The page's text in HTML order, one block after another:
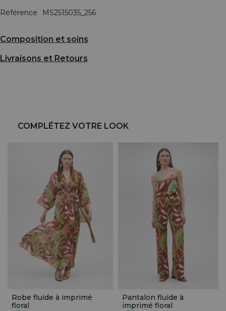
Référence
MS2515035_256
Composition et soins
Livraisons et Retours
COMPLÉTEZ VOTRE LOOK
Robe fluide à imprimé
floral
Pantalon fluide à
imprimé floral